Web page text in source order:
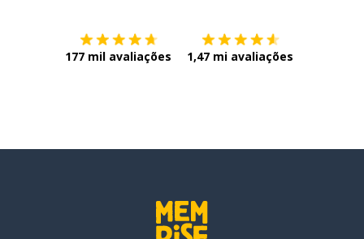
177 mil avaliações 1,47 mi avaliações